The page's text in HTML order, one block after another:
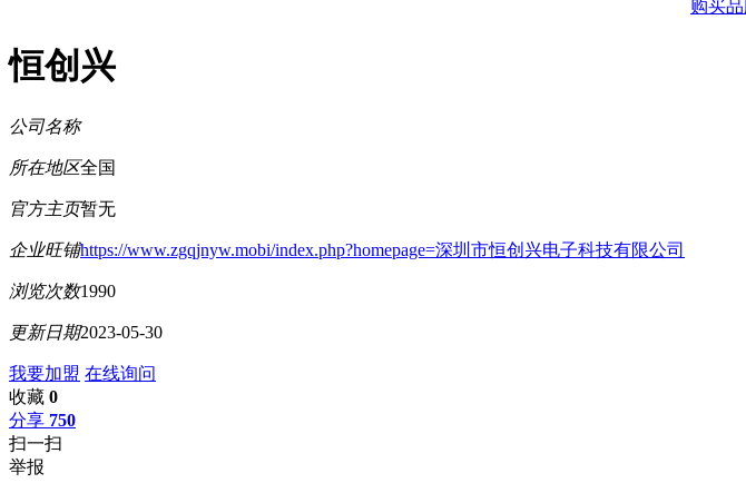
购买
恒创兴
公司名称
所在地区全国
官方主页暂无
企业旺铺https://www.zgqjnyw.mobi/index.php?homepage=深圳市恒创兴电子科技有限公司
浏览次数1990
更新日期2023-05-30
我要加盟 在线询问
收藏 0
分享 750
扫一扫
举报